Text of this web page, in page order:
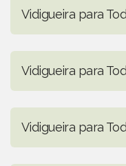
Vidigueira para
Vidigueira para
Vidigueira para